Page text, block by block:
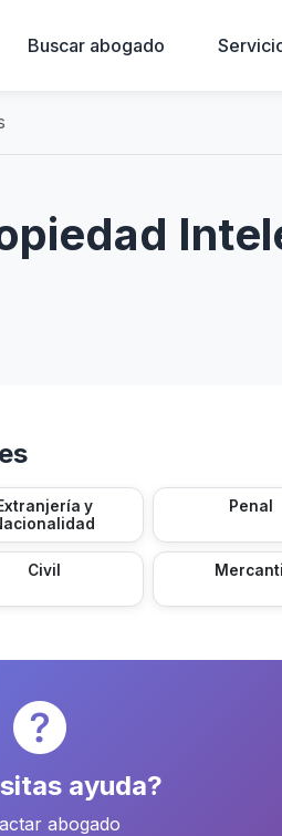
Buscar abogado
y
Penal
Civil Mercantil
ayuda?
abogado